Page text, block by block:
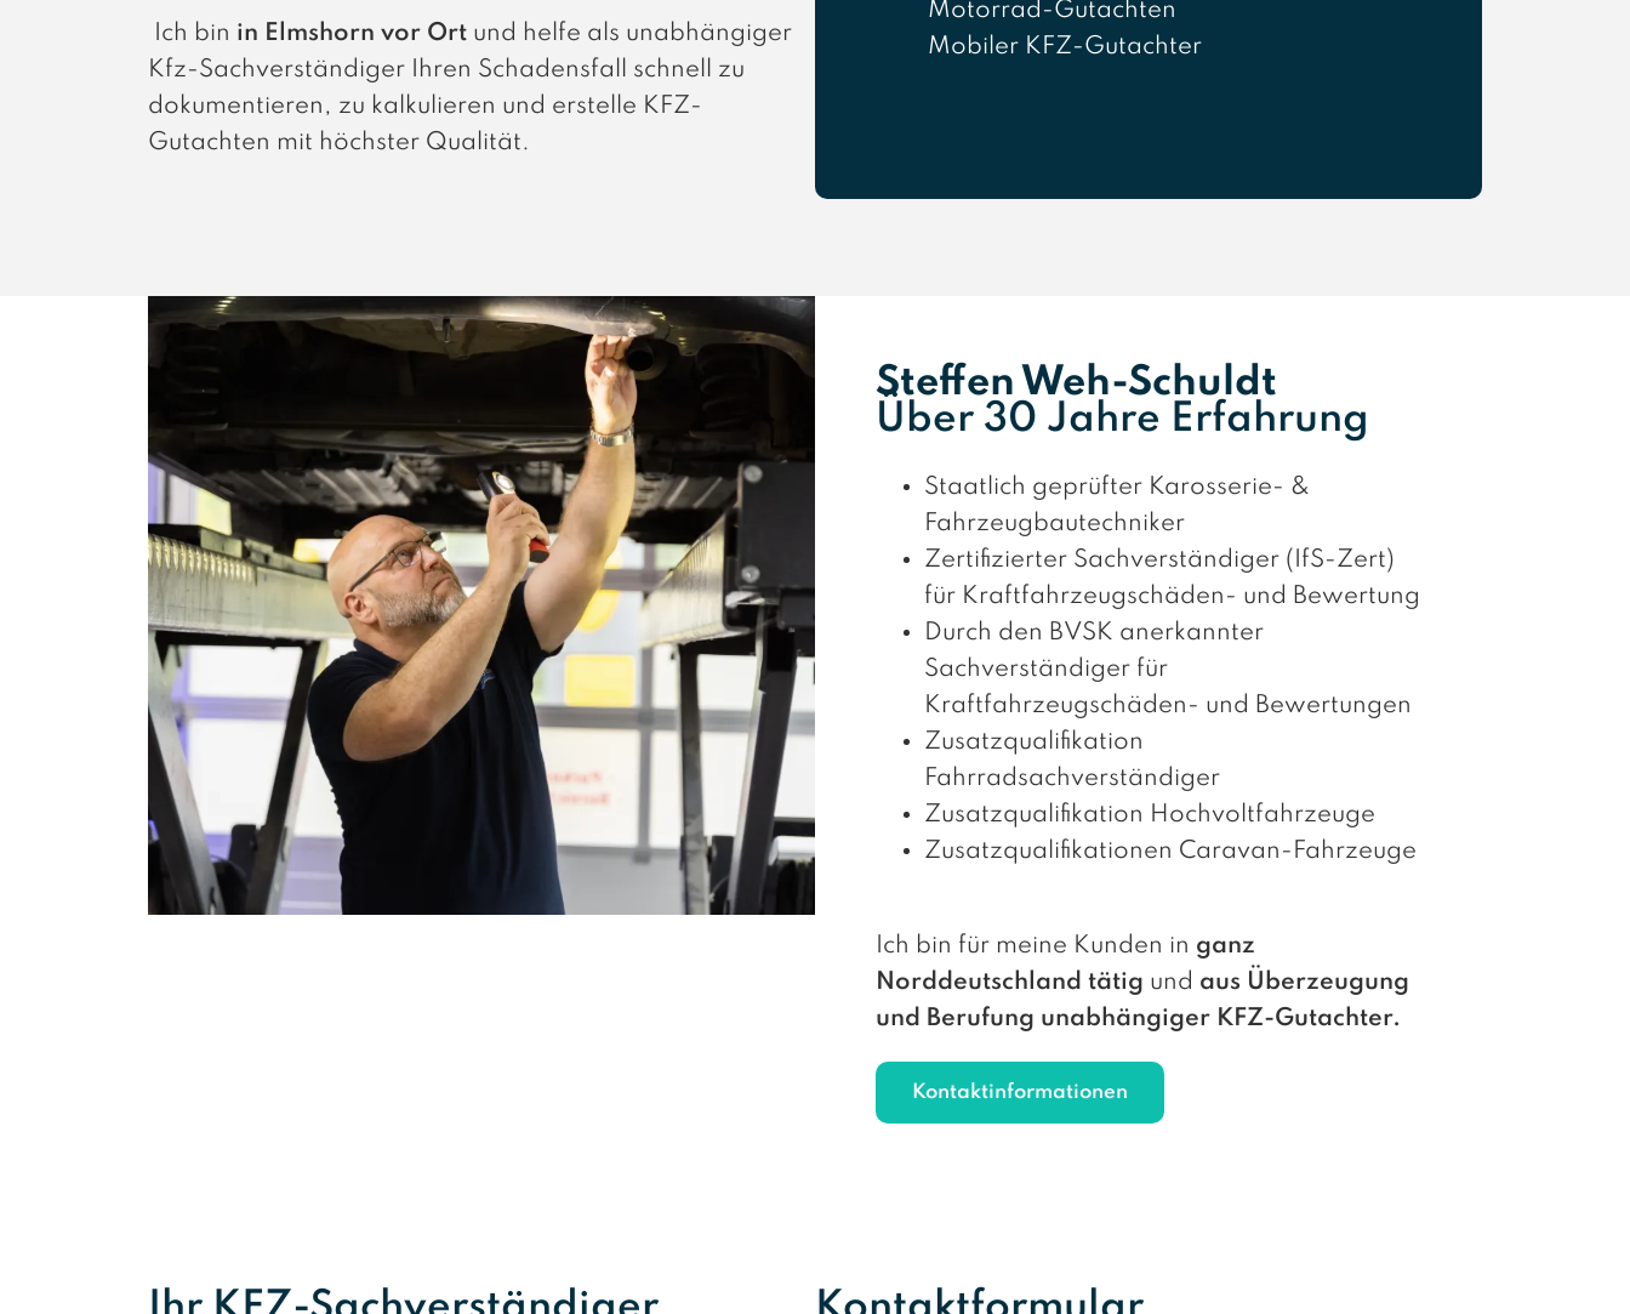
Ich bin in Elmshorn vor Ort und helfe als unabhängiger
Kfz-Sachverständiger Ihren Schadensfall schnell zu
dokumentieren, zu kalkulieren und erstelle KFZ-
Gutachten mit höchster Qualität.
Motorrad-Gutachten
Mobiler KFZ-Gutachter
Steffen Weh-Schuldt
Über 30 Jahre Erfahrung
Staatlich geprüfter Karosserie- &
Fahrzeugbautechniker
Zertifizierter Sachverständiger (IfS-Zert)
für Kraftfahrzeugschäden- und Bewertung
Durch den BVSK anerkannter
Sachverständiger für
Kraftfahrzeugschäden- und Bewertungen
Zusatzqualifikation
Fahrradsachverständiger
Zusatzqualifikation Hochvoltfahrzeuge
Zusatzqualifikationen Caravan-Fahrzeuge
Ich bin für meine Kunden in ganz
Norddeutschland tätig und aus Überzeugung
und Berufung unabhängiger KFZ-Gutachter.
Kontaktinformationen